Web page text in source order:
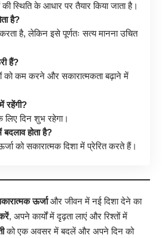
स्थिति के आधार पर तैयार किया जाता है।
है?
करता है, लेकिन इसे पूर्णतः सत्य मानना उचित
हैं?
को कम करने और सकारात्मकता बढ़ाने में
रहेंगी?
लिए दिन शुभ रहेगा।
होता है?
को सकारात्मक दिशा में प्रेरित करते हैं।
ऊर्जाऔर जीवन में नई दिशा देने का
, अपने कार्यों में दृढ़ता लाएं और रिश्तों में
को एक अवसर में बदलें और अपने दिन को